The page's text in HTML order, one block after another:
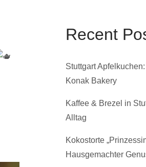
Recent
Stuttgart
Konak Bakery
Kaffee & Brezel in
Alltag
Kokostorte
Hausgemachter